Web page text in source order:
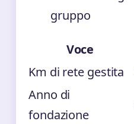
gruppo
Voce
Km di rete gestita
Anno di
fondazione